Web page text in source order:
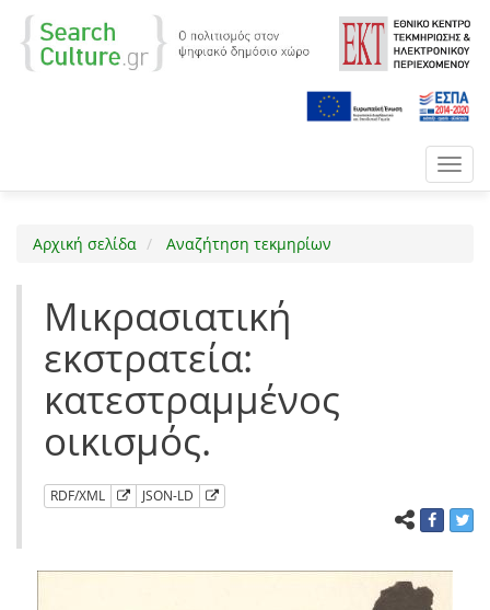
Αρχική σελίδα Αναζήτηση τεκμηρίων
Μικρασιατική
εκστρατεία:
κατεστραμμένος
οικισμός.
RDF/XML JSON-LD